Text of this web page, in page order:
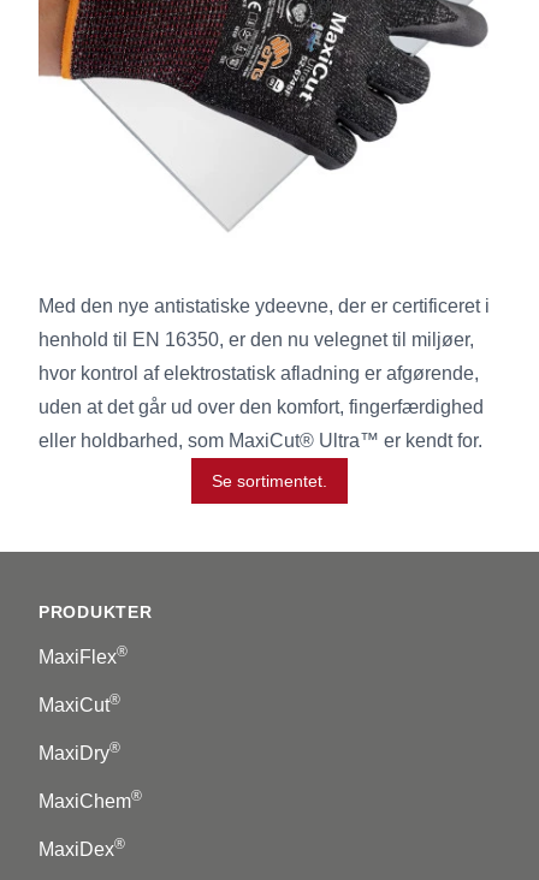
Med den nye antistatiske ydeevne, der er certificeret i
henhold til EN 16350, er den nu velegnet til miljøer,
hvor kontrol af elektrostatisk afladning er afgørende,
uden at det går ud over den komfort, fingerfærdighed
eller holdbarhed, som MaxiCut® Ultra™ er kendt for.
Se sortimentet.
PRODUKTER
MaxiFlex®
MaxiCut®
MaxiDry®
MaxiChem®
MaxiDex®